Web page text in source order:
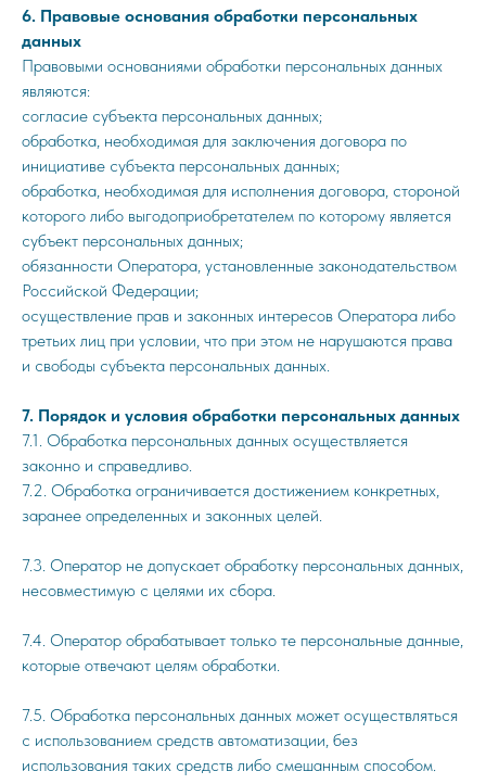
6. Правовые основания обработки персональных
данных
Правовыми основаниями обработки персональных данных
являются:
согласие субъекта персональных данных;
обработка, необходимая для заключения договора по
инициативе субъекта персональных данных;
обработка, необходимая для исполнения договора, стороной
которого либо выгодоприобретателем по которому является
субъект персональных данных;
обязанности Оператора, установленные законодательством
Российской Федерации;
осуществление прав и законных интересов Оператора либо
третьих лиц при условии, что при этом не нарушаются права
и свободы субъекта персональных данных.
7. Порядок и условия обработки персональных данных
7.1. Обработка персональных данных осуществляется
законно и справедливо.
7.2. Обработка ограничивается достижением конкретных,
заранее определенных и законных целей.
7.3. Оператор не допускает обработку персональных данных,
несовместимую с целями их сбора.
7.4. Оператор обрабатывает только те персональные данные,
которые отвечают целям обработки.
7.5. Обработка персональных данных может осуществляться
с использованием средств автоматизации, без
использования таких средств либо смешанным способом.